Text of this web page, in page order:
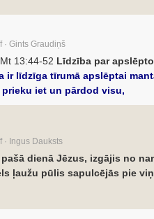
· Gints Graudiņš
13:44-52 Līdzība par
ir līdzīga tīrumā apslēptai
iet un pārdod visu,
· Ingus Dauksts
pašā dienā Jēzus, izgājis no
ļaužu pūlis sapulcējās pie